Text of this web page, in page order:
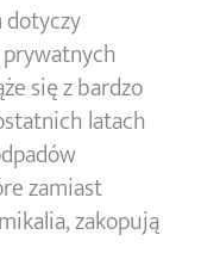
się z bardzo
latach
zamiast
zakopują